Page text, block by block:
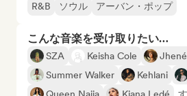
R&B
ソウル アーバン・ポップ
こんな音楽を受け取りたい…
SZA Keisha Cole
Summer Walker
Kehlani